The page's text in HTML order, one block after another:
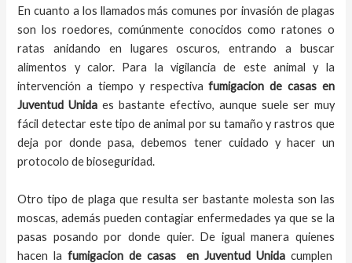
En cuanto a los llamados más comunes por invasión de plagas
son los roedores, comúnmente conocidos como ratones o
ratas anidando en lugares oscuros, entrando a buscar
alimentos y calor. Para la vigilancia de este animal y la
intervención a tiempo y respectivafumigacion de casas en
Juventud Unida es bastante efectivo, aunque suele ser muy
fácil detectar este tipo de animal por su tamaño y rastros que
deja por donde pasa, debemos tener cuidado y hacer un
protocolo de bioseguridad.
Otro tipo de plaga que resulta ser bastante molesta son las
moscas, además pueden contagiar enfermedades ya que se la
pasas posando por donde quier. De igual manera quienes
hacen la fumigacion de casas en Juventud Unidacumplen